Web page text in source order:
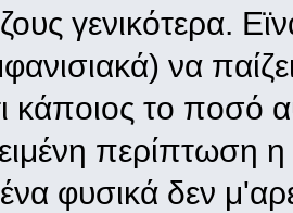
γενικότερα.
να
κάποιος το ποσό
περίπτωση
φυσικά δεν